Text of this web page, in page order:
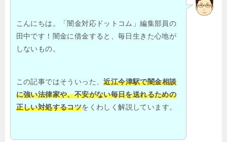
こんにちは。「闇金対応ドットコム」編集部員の
田中です！闇金に借金すると、毎日生きた心地が
しないもの。
この記事ではそういった、近江今津駅で闇金相談
に強い法律家や、不安がない毎日を送れるための
正しい対処するコツをくわしく解説しています。